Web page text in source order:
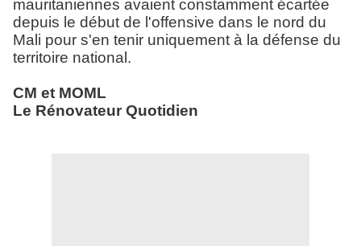
mauritaniennes avaient constamment écartée
depuis le début de l'offensive dans le nord du
Mali pour s'en tenir uniquement à la défense du
territoire national.
CM et MOML
Le Rénovateur Quotidien